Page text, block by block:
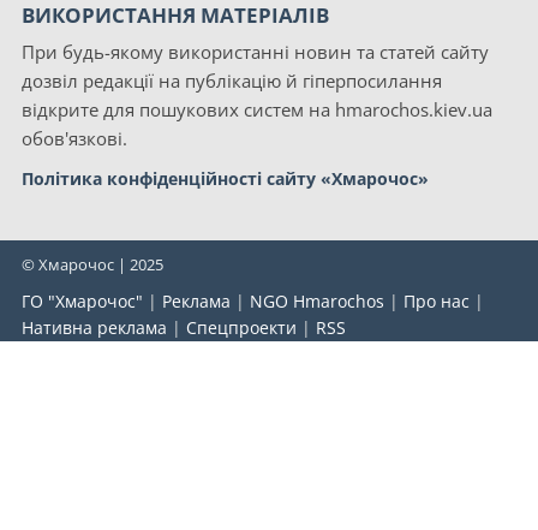
ВИКОРИСТАННЯ МАТЕРІАЛІВ
При будь-якому використанні новин та статей сайту
дозвіл редакції на публікацію й гіперпосилання
відкрите для пошукових систем на hmarochos.kiev.ua
обов'язкові.
Політика конфіденційності сайту «Хмарочос»
© Хмарочос | 2025
ГО "Хмарочос" | Реклама | NGO Hmarochos | Про нас |
Нативна реклама | Спецпроекти | RSS